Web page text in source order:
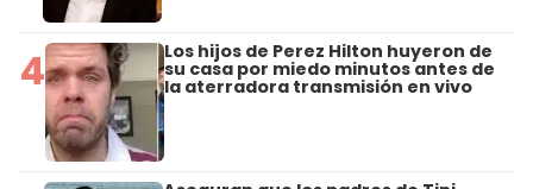
4 Los hijos de Perez Hilton huyeron de
su casa por miedo minutos antes de
la aterradora transmisión en vivo